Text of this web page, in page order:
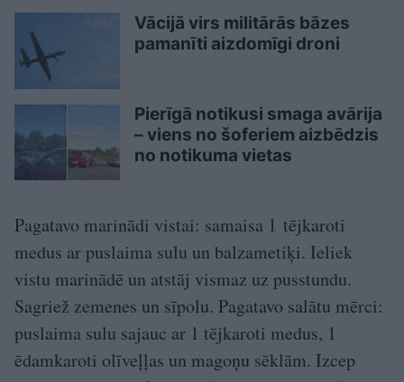
Vācijā virs militārās bāzes
pamanīti aizdomīgi droni
Pierīgā notikusi smaga avārija
– viens no šoferiem aizbēdzis
no notikuma vietas
Pagatavo marinādi vistai: samaisa 1 tējkaroti
medus ar puslaima sulu un balzametiķi. Ieliek
vistu marinādē un atstāj vismaz uz pusstundu.
Sagriež zemenes un sīpolu. Pagatavo salātu mērci:
puslaima sulu sajauc ar 1 tējkaroti medus, 1
ēdamkaroti olīveļļas un magoņu sēklām. Izcep